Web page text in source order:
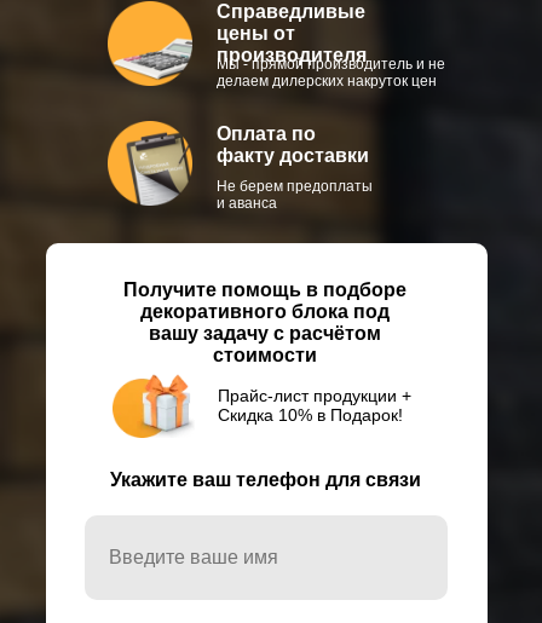
Справедливые
цены от
производителя
Мы - прямой производитель и не
делаем дилерских накруток цен
Оплата по
факту доставки
Не берем предоплаты
и аванса
Получите помощь в подборе
декоративного блока под
вашу задачу с расчётом
стоимости
Прайс-лист продукции +
Скидка 10% в Подарок!
Укажите ваш телефон для связи